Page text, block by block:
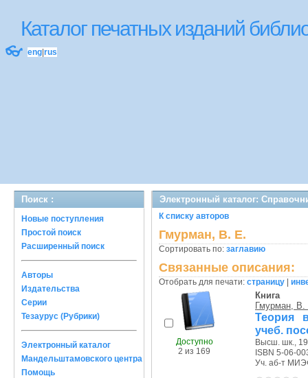
Каталог печатных изданий
👓 eng rus
Поиск :
Новые поступления
Простой поиск
Расширенный поиск
Авторы
Издательства
Серии
Тезаурус (Рубрики)
Электронный каталог
Мандельштамовского центра
Помощь
Электронный каталог:
К списку авторов
Гмурман, В. Е.
Сортировать по: заглавию
Связанные описания:
Отобрать для печати: страницу
Доступно
2 из 169
Книга
Гмурман,
Теория
учеб.
Высш. шк.,
ISBN 5-06-
Уч. аб-т